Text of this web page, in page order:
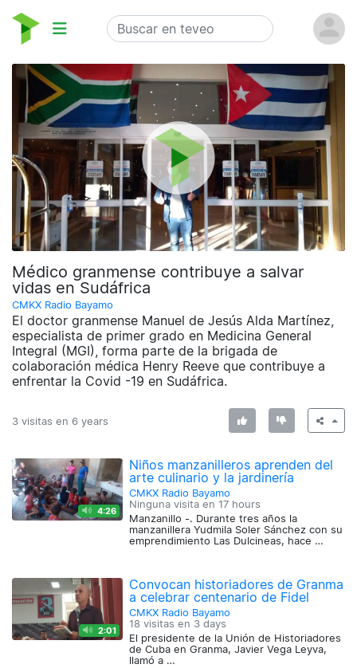
Médico granmense contribuye a salvar
vidas en Sudáfrica
CMKX Radio Bayamo
El doctor granmense Manuel de Jesús Alda Martínez,
especialista de primer grado en Medicina General
Integral (MGI), forma parte de la brigada de
colaboración médica Henry Reeve que contribuye a
enfrentar la Covid -19 en Sudáfrica.
3 visitas en 6 years
4:26
Niños manzanilleros aprenden del
arte culinario y la jardinería
CMKX Radio Bayamo
Ninguna visita en 17 hours
Manzanillo -. Durante tres años la
manzanillera Yudmila Soler Sánchez con su
emprendimiento Las Dulcineas, hace …
2:01
Convocan historiadores de Granma
a celebrar centenario de Fidel
CMKX Radio Bayamo
18 visitas en 3 days
El presidente de la Unión de Historiadores
de Cuba en Granma, Javier Vega Leyva,
llamó a …